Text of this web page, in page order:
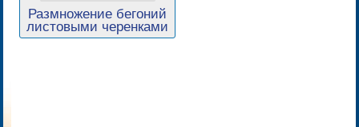
Размножение бегоний
листовыми черенками